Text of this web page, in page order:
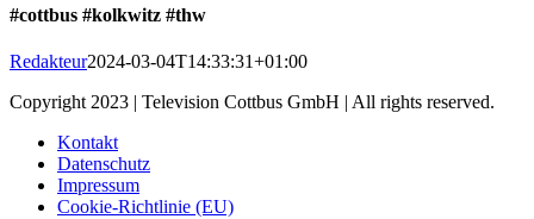
#cottbus #kolkwitz #thw
Redakteur2024-03-04T14:33:31+01:00
Copyright 2023 | Television Cottbus GmbH | All rights reserved.
Kontakt
Datenschutz
Impressum
Cookie-Richtlinie (EU)